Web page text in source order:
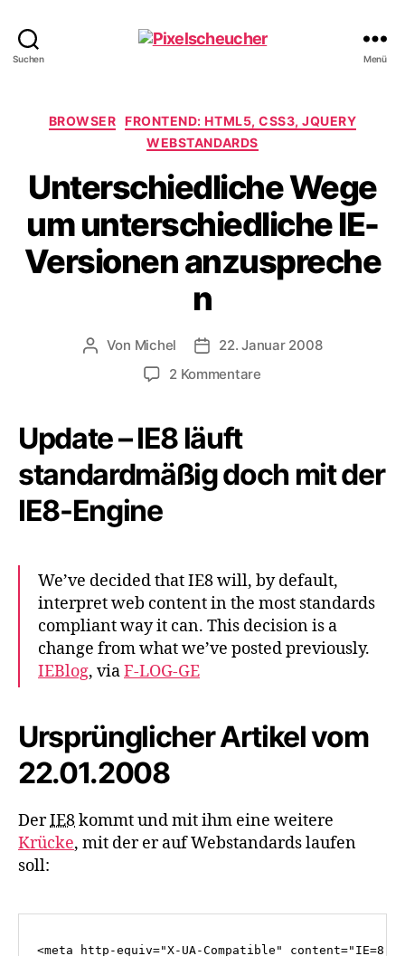
Suchen Menü
Kategorien
BROWSER
FRONTEND: HTML5, CSS3, JQUERY
WEBSTANDARDS
Unterschiedliche Wege
um unterschiedliche IE-
Versionen anzuspreche
n
Beitragsautor
Von Michel Veröffentlichungsdatum
22. Januar 2008
2 Kommentarezu
IE-
Update – IE8 läuft
standardmäßig doch mit der
IE8-Engine
We’ve decided that IE8 will, by default,
interpret web content in the most standards
compliant way it can. This decision is a
change from what we’ve posted previously.
IEBlog, viaF-LOG-GE
Ursprünglicher Artikel vom
22.01.2008
DerIE8kommt und mit ihm eine weitere
Krücke, mit der er auf Webstandards laufen
soll: